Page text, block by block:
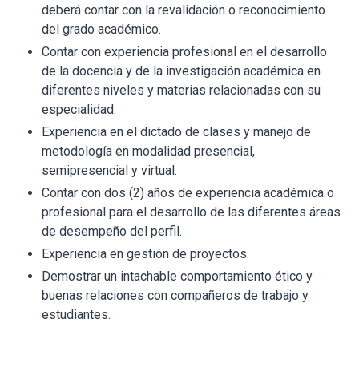
deberá contar con la revalidación o reconocimiento
del grado académico.
Contar con experiencia profesional en el desarrollo
de la docencia y de la investigación académica en
diferentes niveles y materias relacionadas con su
especialidad.
Experiencia en el dictado de clases y manejo de
metodología en modalidad presencial,
semipresencial y virtual.
Contar con dos (2) años de experiencia académica o
profesional para el desarrollo de las diferentes áreas
de desempeño del perfil.
Experiencia en gestión de proyectos.
Demostrar un intachable comportamiento ético y
buenas relaciones con compañeros de trabajo y
estudiantes.